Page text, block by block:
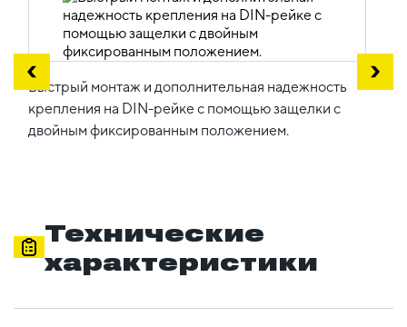
Быстрый монтаж и дополнительная надежность
крепления на DIN-рейке с помощью защелки с
двойным фиксированным положением.
Технические
характеристики